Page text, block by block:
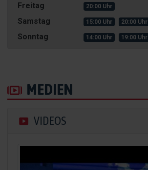
Freitag 20:00 Uhr
Samstag 15:00 Uhr 20:00 Uhr
Sonntag 14:00 Uhr 19:00 Uhr
MEDIEN
VIDEOS